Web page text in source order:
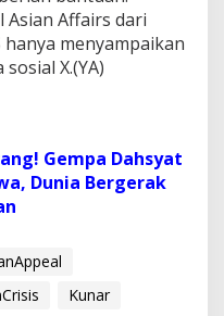
Asian Affairs dari
menyampaikan
X.(YA)
Gempa Dahsyat
Dunia Bergerak
Kunar